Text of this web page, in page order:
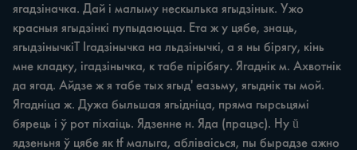
ягадзіначка. Дай i малыму нескылька ягыдзінык. Ужо
красныя ягыдзінкі пупыдаюцца. Ета ж у цябе, знаць,
ягыдзінычкіТ Ігадзінычка на льдзінычкі, а я ны бірягу, кінь
мне кладку, ігадзінычка, к табе пірібягу. Ягаднік м. Ахвотнік
да ягад. Айдзе ж я табе тых ягыд' еазьму, ягыднік ты мой.
Ягадніца ж. Дужа быльшая ягьідніца, пряма гырсьцямі
бярець i ў рот піхаіць. Ядзенне н. Яда (працэс). Hy ŭ
ядзеньня ў цябе як tf малыга, абліваісься, пы бырадзе ажно